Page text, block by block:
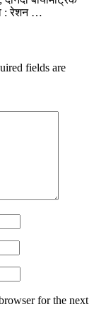
: रेशन …
fields are
for the next